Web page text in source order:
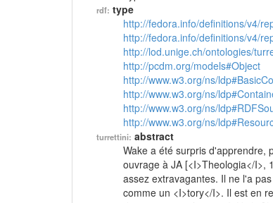
rdf: type
http://fedora.info/definitions/v4/
http://fedora.info/definitions/v4/
http://lod.unige.ch/ontologies/
http://pcdm.org/models#Object
http://www.w3.org/ns/
http://www.w3.org/ns/
http://www.w3.org/ns/
http://www.w3.org/ns/
turrettini: abstract
Wake a été surpris d'apprendre,
ouvrage à JA [<I>Theologia</I>,
assez extravagantes. Il ne l'a
comme un <I>tory</I>. Il est en